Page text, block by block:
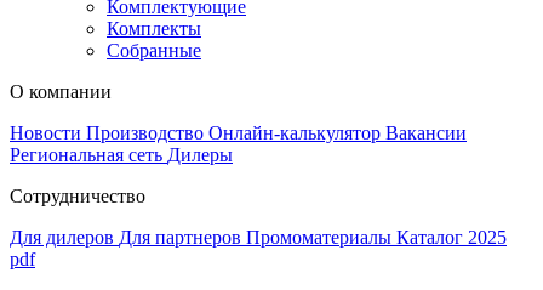
Комплектующие
Комплекты
Собранные
О компании
Новости Производство Онлайн-калькулятор Вакансии
Региональная сеть Дилеры
Сотрудничество
Для дилеров Для партнеров Промоматериалы Каталог 2025
pdf